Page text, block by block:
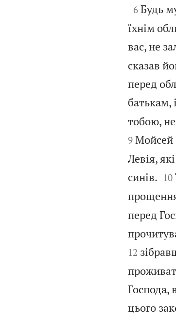

6 Будь
їхнім
вас, не
сказав
перед
батькам,
тобою,
9 Мойсей
Левія,
синів.
10
перед
12
Господа,
цього